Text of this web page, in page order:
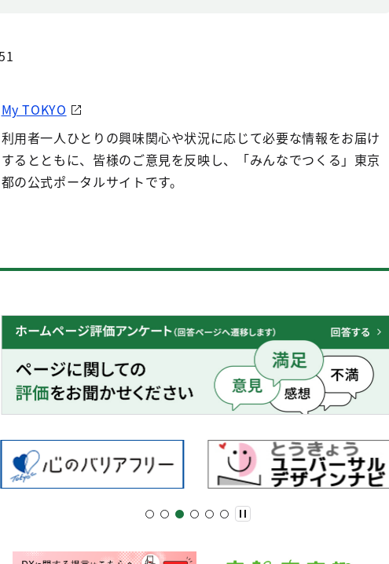
My TOKYO
利用者一人ひとりの興味関心や状況に応じて必要な情報をお届け
するとともに、皆様のご意見を反映し、「みんなでつくる」東京
都の公式ポータルサイトです。